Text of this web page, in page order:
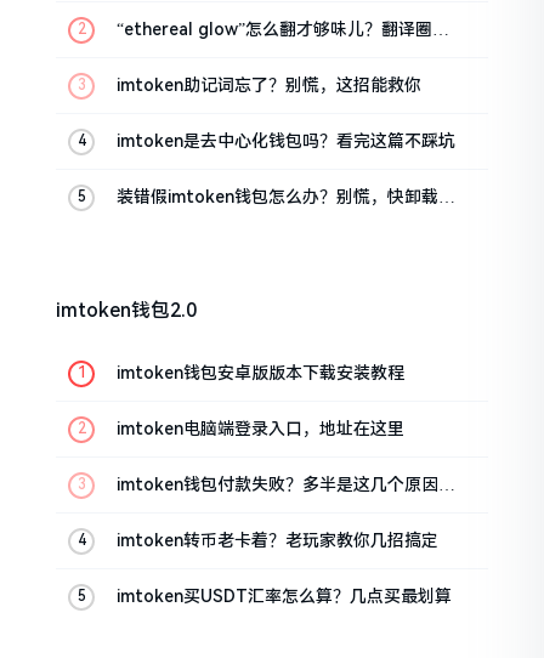
“ethereal glow”怎么翻才够味儿？翻译圈老
imtoken助记词忘了？别慌，这招能救你
imtoken是去中心化钱包吗？看完这篇不踩坑
装错假imtoken钱包怎么办？别慌，快卸载，
imtoken钱包2.0
imtoken钱包安卓版版本下载安装教程
imtoken电脑端登录入口，地址在这里
imtoken钱包付款失败？多半是这几个原因闹
imtoken转币老卡着？老玩家教你几招搞定
imtoken买USDT汇率怎么算？几点买最划算